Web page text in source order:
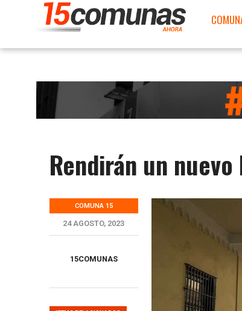
Rendirán un
COMUNA 15
24 AGOSTO, 2023
15COMUNAS